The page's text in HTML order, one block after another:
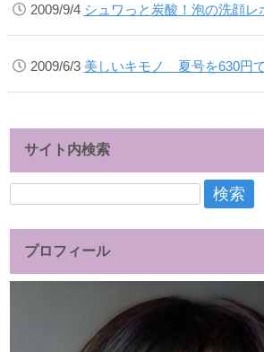
2009/9/4 シュワっと炭酸！泡の洗顔レ
2009/6/3 美しいキモノ 夏号を630円で
サイト内検索
検
プロフィール